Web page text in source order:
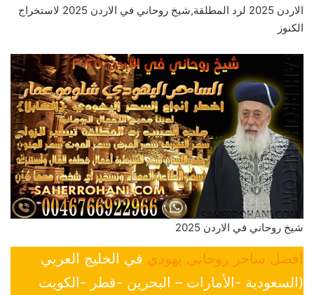
الاردن 2025 لرد المطلقة,شيخ روحاني في الاردن 2025 لاستخراج
الكنوز
شيخ روحاني في الاردن 2025
افضل ساحر روحاني يهودي في الخليج العربي
(السعودية -الأمارات – البحرين -قطر -الكويت